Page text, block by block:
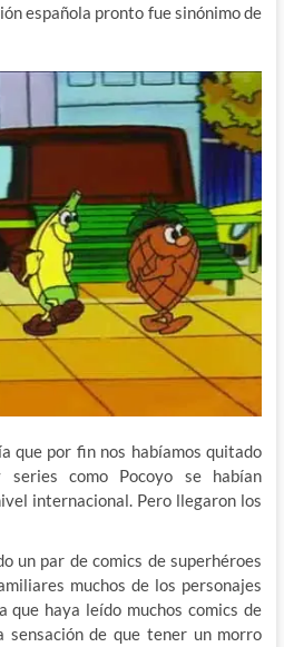
española pronto fue sinónimo de
que por fin nos habíamos quitado
como Pocoyo se habían
internacional. Pero llegaron los
un par de comics de superhéroes
muchos de los personajes
que haya leído muchos comics de
sensación de que tener un morro